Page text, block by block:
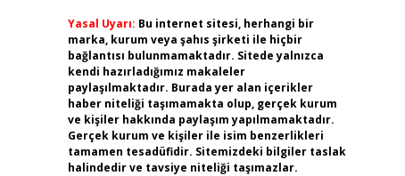
Yasal Uyarı: Bu internet sitesi, herhangi bir
marka, kurum veya şahıs şirketi ile hiçbir
bağlantısı bulunmamaktadır. Sitede yalnızca
kendi hazırladığımız makaleler
paylaşılmaktadır. Burada yer alan içerikler
haber niteliği taşımamakta olup, gerçek kurum
ve kişiler hakkında paylaşım yapılmamaktadır.
Gerçek kurum ve kişiler ile isim benzerlikleri
tamamen tesadüfidir. Sitemizdeki bilgiler taslak
halindedir ve tavsiye niteliği taşımazlar.